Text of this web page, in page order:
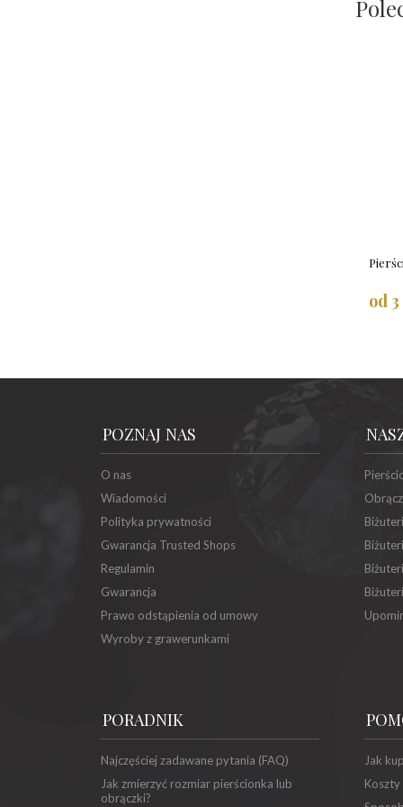
od
POZNAJ NAS
O nas
Wiadomości
Polityka prywatności
Gwarancja Trusted Shops
Regulamin
Gwarancja
Prawo odstąpienia od umowy
Wyroby z grawerunkami
PORADNIK
Najczęściej zadawane pytania (FAQ)
Jak zmierzyć rozmiar pierścionka lub
obrączki?
Jak
Koszty